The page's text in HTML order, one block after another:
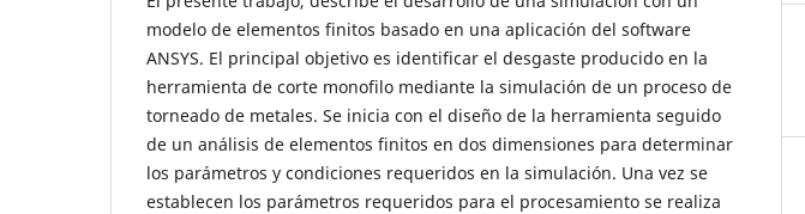
modelo de elementos finitos basado en una aplicación del software
ANSYS. El principal objetivo es identificar el desgaste producido en la
herramienta de corte monofilo mediante la simulación de un proceso de
torneado de metales. Se inicia con el diseño de la herramienta seguido
de un análisis de elementos finitos en dos dimensiones para determinar
los parámetros y condiciones requeridos en la simulación. Una vez se
establecen los parámetros requeridos para el procesamiento se realiza